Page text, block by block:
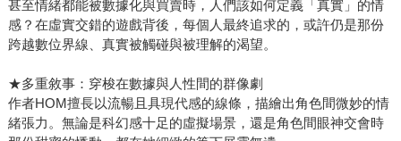
甚至情緒都能被數據化與買賣時，人們該如何定義「真實」的情
感？在虛實交錯的遊戲背後，每個人最終追求的，或許仍是那份
跨越數位界線、真實被觸碰與被理解的渴望。
★多重敘事：穿梭在數據與人性間的群像劇
作者HOM擅長以流暢且具現代感的線條，描繪出角色間微妙的情
緒張力。無論是科幻感十足的虛擬場景，還是角色間眼神交會時